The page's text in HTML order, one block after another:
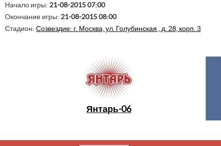
Начало игры: 21-08-2015 07:00
Окончание игры: 21-08-2015 08:00
Стадион: Созвездие: г. Москва, ул. Голубинская , д. 28, корп. 3
Янтарь-06